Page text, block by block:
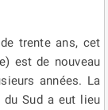
trente ans, cet
est de nouveau
années. La
Sud a eut lieu